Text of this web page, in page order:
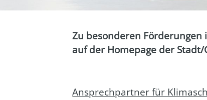
Zu beson­de­ren För­de­run­gen
auf der Home­page der
Ansprech­part­ner für